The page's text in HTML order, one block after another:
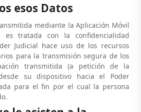
esos Datos
mediante la Aplicación Móvil
es tratada con la confidencialidad
Judicial hace uso de los recursos
para la transmisión segura de los
transmitida (a petición de la
su dispositivo hacia el Poder
para el fin por el cual la persona